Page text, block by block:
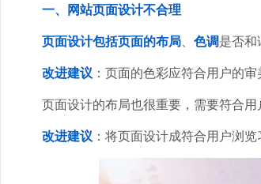
一、网站页面设计不合理
页面设计包括页面的布局 色调是否和
改进建议 ：页面的色彩应符合用户的
页面设计的布局也很重要，需要符合用
改进建议 ：将页面设计成符合用户浏